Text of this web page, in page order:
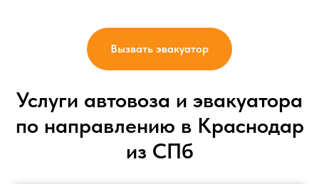
Вызвать эвакуатор
Услуги автовоза и эвакуатора
по направлению в Краснодар
из СПб